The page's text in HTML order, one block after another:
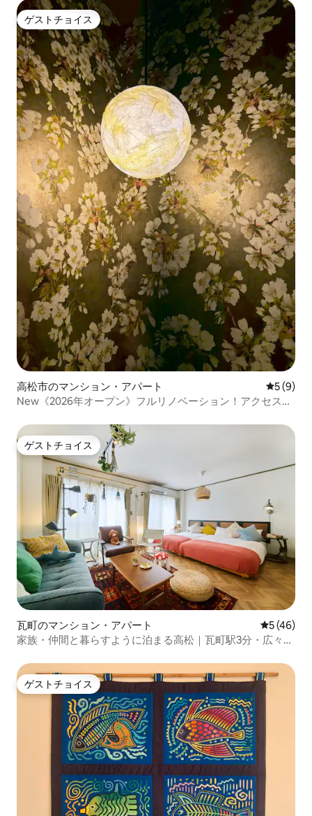
ゲストチョイス
ゲストチョイス
高松市のマンション・アパート レビュー
5 (9)
New《2026年オープン》フルリノベーション！アクセス抜
ゲストチョイス
ゲストチョイス
瓦町のマンション・アパート レビュー
5 (46)
家族・仲間と暮らすように泊まる高松｜瓦町駅3分・広々62
ゲストチョイス
ゲストチョイス